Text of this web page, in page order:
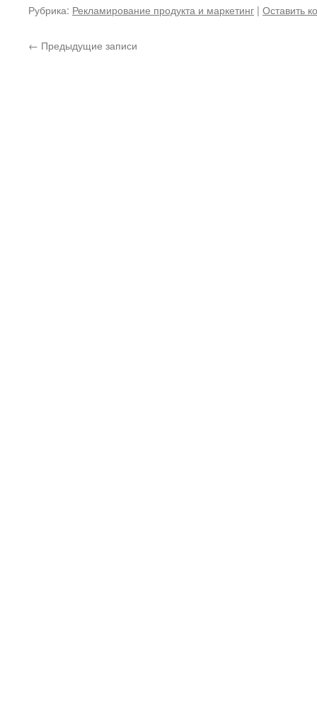
Рубрика: Рекламирование продукта и маркетинг | Оставить
← Предыдущие записи